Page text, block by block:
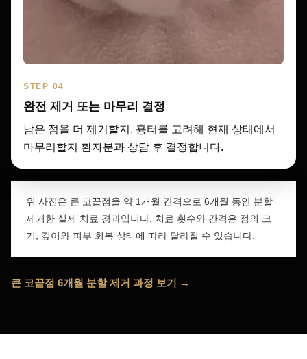
STEP 04
완전 제거 또는 마무리 결정
남은 점을 더 제거할지, 흉터를 고려해 현재 상태에서
마무리할지 환자분과 상담 후 결정합니다.
위 사진은 큰 코끝점을 약 1개월 간격으로 6개월 동안 분할
제거한 실제 치료 경과입니다. 치료 횟수와 간격은 점의 크
기, 깊이와 피부 회복 상태에 따라 달라질 수 있습니다.
큰 코끝점 6개월 분할 제거 과정 보기